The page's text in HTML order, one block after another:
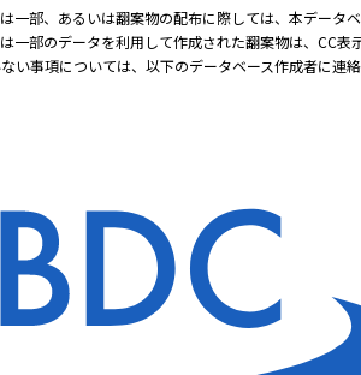
一部、あるいは翻案物の配布に際しては、本データ
一部のデータを利用して作成された翻案物は、CC
い事項については、以下のデータベース作成者に連